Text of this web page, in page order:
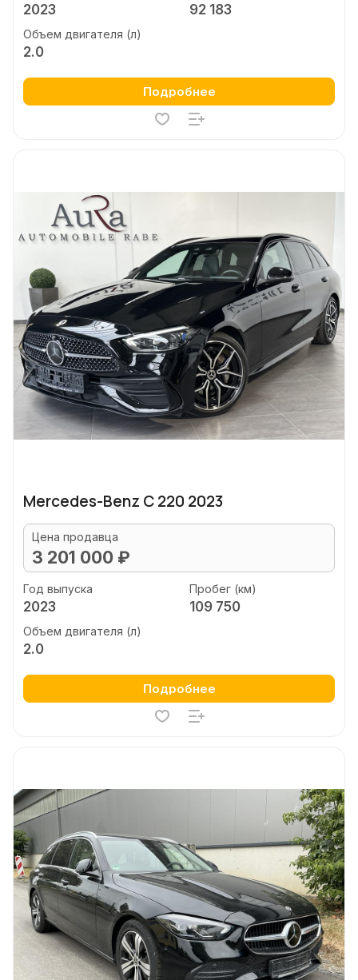
2023 92 183
Объем двигателя (л)
2.0
Подробнее
Mercedes-Benz C 220 2023
Цена продавца
3 201 000 ₽
Год выпуска
2023
Пробег (км)
109 750
Объем двигателя (л)
2.0
Подробнее